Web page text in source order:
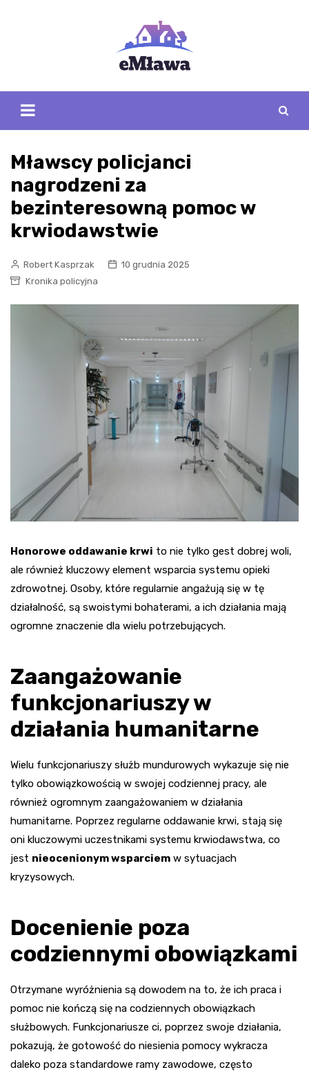
Mławscy policjanci
nagrodzeni za
bezinteresowną pomoc w
krwiodawstwie
Robert Kasprzak
10 grudnia 2025
Kronika policyjna
Honorowe oddawanie krwi to nie tylko gest dobrej woli,
ale również kluczowy element wsparcia systemu opieki
zdrowotnej. Osoby, które regularnie angażują się w tę
działalność, są swoistymi bohaterami, a ich działania mają
ogromne znaczenie dla wielu potrzebujących.
Zaangażowanie
funkcjonariuszy w
działania humanitarne
Wielu funkcjonariuszy służb mundurowych wykazuje się nie
tylko obowiązkowością w swojej codziennej pracy, ale
również ogromnym zaangażowaniem w działania
humanitarne. Poprzez regularne oddawanie krwi, stają się
oni kluczowymi uczestnikami systemu krwiodawstwa, co
jest nieocenionym wsparciem w sytuacjach
kryzysowych.
Docenienie poza
codziennymi obowiązkami
Otrzymane wyróżnienia są dowodem na to, że ich praca i
pomoc nie kończą się na codziennych obowiązkach
służbowych. Funkcjonariusze ci, poprzez swoje działania,
pokazują, że gotowość do niesienia pomocy wykracza
daleko poza standardowe ramy zawodowe, często